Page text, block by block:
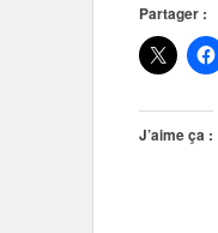
Partager :
J’aime ça :